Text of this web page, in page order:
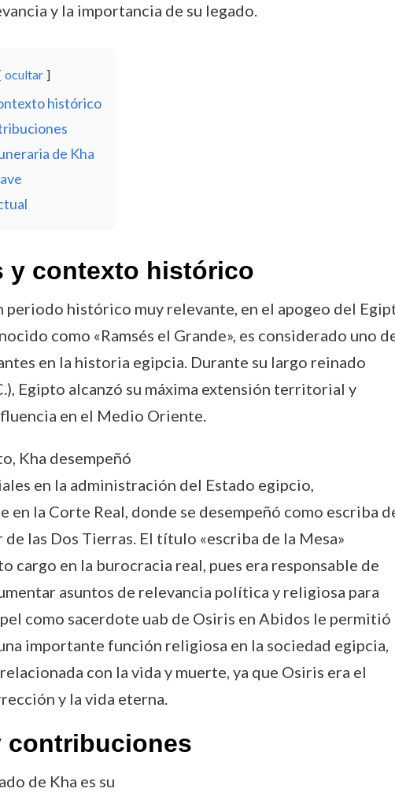
y la importancia de su legado.
ocultar
histórico
de Kha
y contexto histórico
periodo histórico muy relevante, en el apogeo del
como «Ramsés el Grande», es considerado uno
en la historia egipcia. Durante su largo reinado
Egipto alcanzó su máxima extensión territorial y
en el Medio Oriente.
Kha desempeñó
en la administración del Estado egipcio,
en la Corte Real, donde se desempeñó como escriba
de las Dos Tierras. El título «escriba de la Mesa»
cargo en la burocracia real, pues era responsable de
asuntos de relevancia política y religiosa para
como sacerdote uab de Osiris en Abidos le permitió
importante función religiosa en la sociedad egipcia,
con la vida y muerte, ya que Osiris era el
y la vida eterna.
contribuciones
de Kha es su